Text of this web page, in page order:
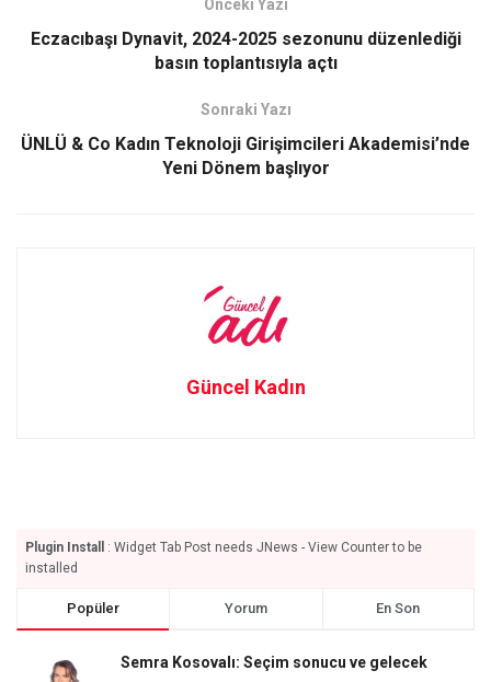
k
n
Önceki Yazı
Eczacıbaşı Dynavit, 2024-2025 sezonunu düzenlediği
basın toplantısıyla açtı
Sonraki Yazı
ÜNLÜ & Co Kadın Teknoloji Girişimcileri Akademisi’nde
Yeni Dönem başlıyor
Güncel Kadın
Plugin Install
: Widget Tab Post needs JNews - View Counter to be
installed
Popüler Yorum En Son
Semra Kosovalı: Seçim sonucu ve gelecek